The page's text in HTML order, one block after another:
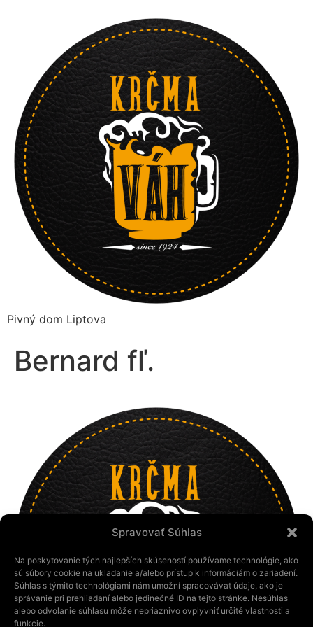
Spravovať Súhlas
Na poskytovanie tých najlepších skúseností používame technológie, ako
sú súbory cookie na ukladanie a/alebo prístup k informáciám o zariadení.
Súhlas s týmito technológiami nám umožní spracovávať údaje, ako je
správanie pri prehliadaní alebo jedinečné ID na tejto stránke. Nesúhlas
alebo odvolanie súhlasu môže nepriaznivo ovplyvniť určité vlastnosti a
funkcie.
Pivný dom Liptova
Bernard fľ.